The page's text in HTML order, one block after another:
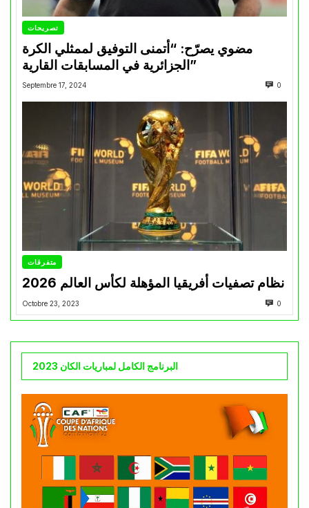
تصريحات
مضوي يصرّح: “أتمنى التوفيق لممثلي الكرة
الجزائرية في المسابقات القارية”
Septembre 17, 2024 0
متفرقات
نظام تصفيات أفريقيا المؤهلة لكأس العالم 2026
Octobre 23, 2023 0
البرنامج الكامل لمباريات الكان 2023